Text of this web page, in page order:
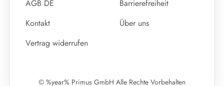
AGB DE
Barrierefreiheit
Kontakt
Über uns
Vertrag widerrufen
© %year% Primus GmbH Alle Rechte Vorbehalten